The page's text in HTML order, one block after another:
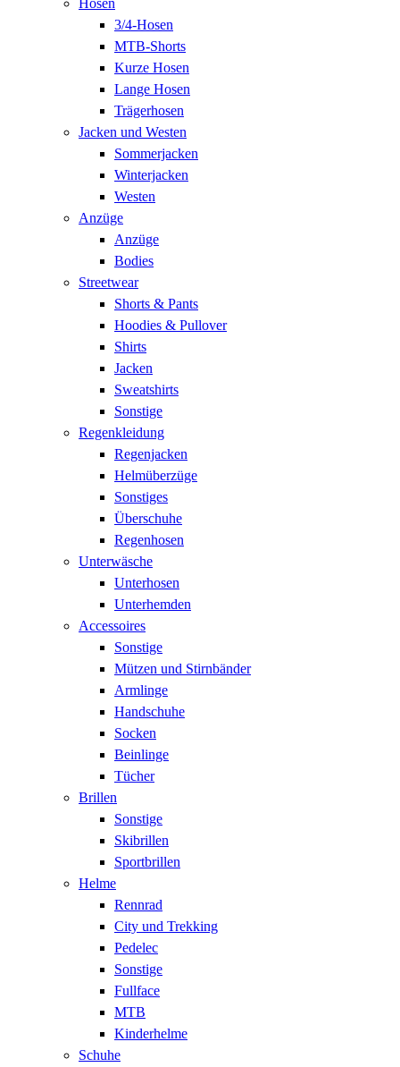
3/4-Hosen
MTB-Shorts
Kurze Hosen
Lange Hosen
Trägerhosen
Jacken und Westen
Sommerjacken
Winterjacken
Westen
Anzüge
Anzüge
Bodies
Streetwear
Shorts & Pants
Hoodies & Pullover
Shirts
Jacken
Sweatshirts
Sonstige
Regenkleidung
Regenjacken
Helmüberzüge
Sonstiges
Überschuhe
Regenhosen
Unterwäsche
Unterhosen
Unterhemden
Accessoires
Sonstige
Mützen und Stirnbänder
Armlinge
Handschuhe
Socken
Beinlinge
Tücher
Brillen
Sonstige
Skibrillen
Sportbrillen
Helme
Rennrad
City und Trekking
Pedelec
Sonstige
Fullface
MTB
Kinderhelme
Schuhe